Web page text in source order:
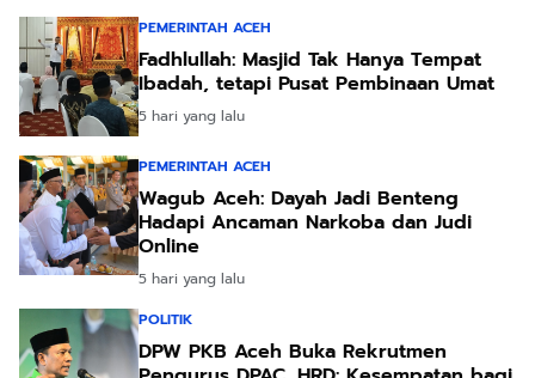
PEMERINTAH ACEH
Fadhlullah: Masjid Tak Hanya Tempat
Ibadah, tetapi Pusat Pembinaan Umat
5 hari yang lalu
PEMERINTAH ACEH
Wagub Aceh: Dayah Jadi Benteng
Hadapi Ancaman Narkoba dan Judi
Online
5 hari yang lalu
POLITIK
DPW PKB Aceh Buka Rekrutmen